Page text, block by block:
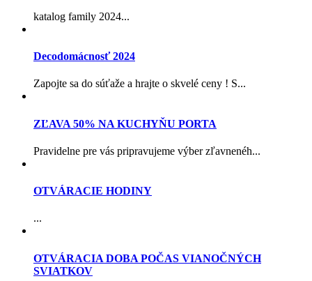
katalog family 2024...
Decodomácnosť 2024
Zapojte sa do súťaže a hrajte o skvelé ceny ! S...
ZĽAVA 50% NA KUCHYŇU PORTA
Pravidelne pre vás pripravujeme výber zľavnenéh...
OTVÁRACIE HODINY
...
OTVÁRACIA DOBA POČAS VIANOČNÝCH
SVIATKOV